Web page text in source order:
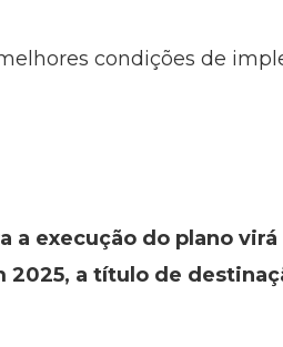
condições de
a execução do plano
a título de